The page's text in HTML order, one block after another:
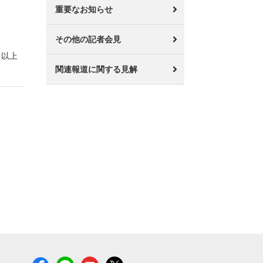
以上
重要なお知らせ
その他の記者会見
関連報道に関する見解